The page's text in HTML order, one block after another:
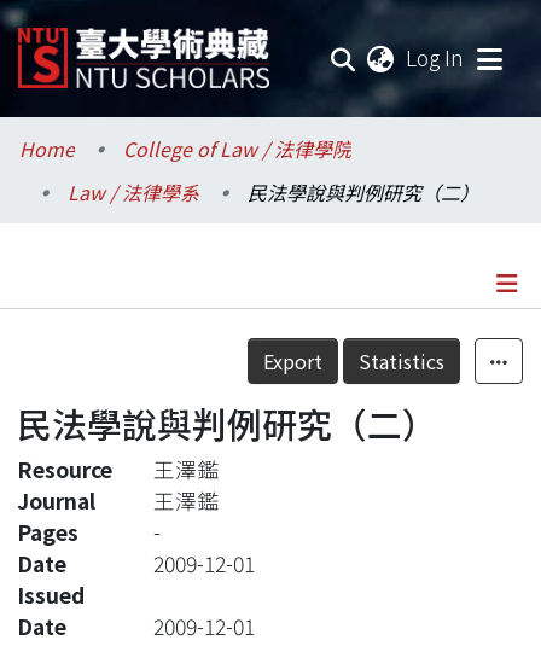
Log In
Communities & Collections
Research Outputs
Statistics
Home
College of Law / 法律學院
Law / 法律學系
民法學說與判例研究（二）
Details
Export Statistics
民法學說與判例研究（二）
Resource
王澤鑑
Journal
王澤鑑
Pages
-
Date
Issued
2009-12-01
Date
2009-12-01